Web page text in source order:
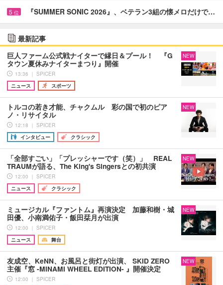
5 位 『SUMMER SONIC 2026』、ベテラン3組の懐メロだけで…
最新記事
巨人ファーム公式戦ナイターで縁日＆プール！ 『G
タウン夏休みナイターまつり』開催
13:36 ｜ SPICER
ニュース
スポーツ
NEW
トルコの若き才能、チャクムル 彩の国で初のピア
ノ・リサイタル
12:18 ｜ SPICER
インタビュー
クラシック
NEW
「全部すごい」「プレッシャーです（笑）」 REAL
TRAUMが語る、The King's Singersとの初共演
12:00 ｜ SPICER
ニュース
クラシック
NEW
ミュージカル『ファントム』再演決定 加藤和樹・城
田優、小南満佑子・飯田栞月が出演
12:00 ｜ SPICER
ニュース
舞台
NEW
友成空、KeNN、お風呂と街灯が出演、 SKID ZERO
主催『窓 -MINAMI WHEEL EDITION- 』開催決定
12:00 ｜ SPICER
NEW